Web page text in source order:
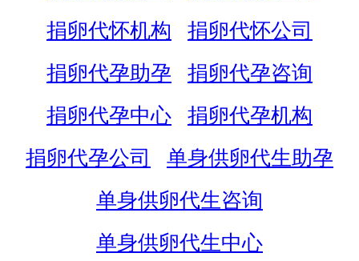
捐卵代怀机构
捐卵代怀公司
捐卵代孕助孕
捐卵代孕咨询
捐卵代孕中心
捐卵代孕机构
捐卵代孕公司
单身供卵代生助孕
单身供卵代生咨询
单身供卵代生中心